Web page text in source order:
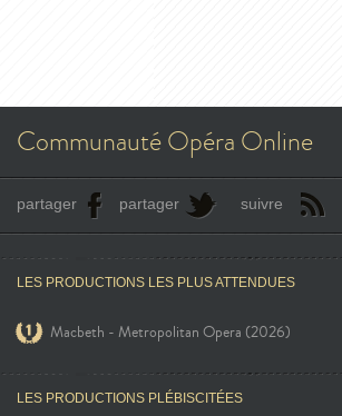
Communauté Opéra Online
partager partager suivre
LES PRODUCTIONS LES PLUS ATTENDUES
Macbeth - Metropolitan Opera (2026)
LES PRODUCTIONS PLÉBISCITÉES